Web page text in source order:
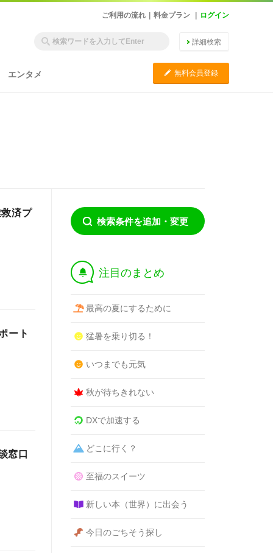
ご利用の流れ 料金プラン ログイン
詳細検索
エンタメ C 無料会員登録
済プ
ート
窓口
検索条件を追加・変更
† 注目のまとめ
最高の夏にするために
猛暑を乗り切る！
いつまでも元気
秋が待ちきれない
DXで加速する
どこに行く？
至福のスイーツ
新しい本（世界）に出会う
今日のごちそう探し